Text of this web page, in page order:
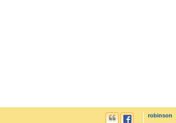
robinson